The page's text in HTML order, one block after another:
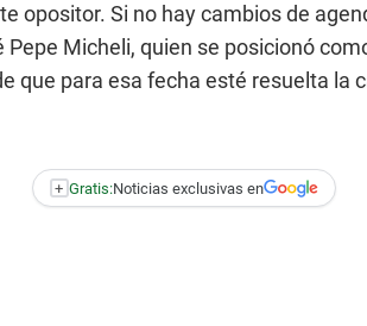
opositor. Si no hay cambios de
Micheli, quien se posicionó
que para esa fecha esté resuelta la
+ Gratis:Noticias exclusivas en